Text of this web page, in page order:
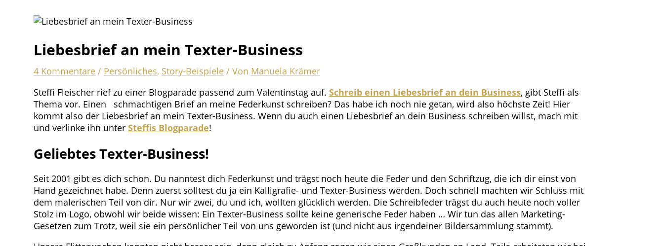
Liebesbrief an mein Texter-Business
4 Kommentare / Persönliches, Story-Beispiele / Von Manuela Krämer
Steffi Fleischer rief zu einer Blogparade passend zum Valentinstag auf. Schreib einen Liebesbrief an dein Business, gibt Steffi als
Thema vor. Einen schmachtigen Brief an meine Federkunst schreiben? Das habe ich noch nie getan, wird also höchste Zeit! Hier
kommt also der Liebesbrief an mein Texter-Business. Wenn du auch einen Liebesbrief an dein Business schreiben willst, mach mit
und verlinke ihn unter Steffis Blogparade!
Geliebtes Texter-Business!
Seit 2001 gibt es dich schon. Du nanntest dich Federkunst und trägst noch heute die Feder und den Schriftzug, die ich dir einst von
Hand gezeichnet habe. Denn zuerst solltest du ja ein Kalligrafie- und Texter-Business werden. Doch schnell machten wir Schluss mit
dem malerischen Teil von dir. Nur wir zwei, du und ich, wollten glücklich werden. Die Schreibfeder trägst du auch heute noch voller
Stolz im Logo, obwohl wir beide wissen: Ein Texter-Business sollte keine generische Feder haben … Wir tun das allen Marketing-
Gesetzen zum Trotz, weil sie ein persönlicher Teil von uns geworden ist (und nicht aus irgendeiner Bildersammlung stammt).